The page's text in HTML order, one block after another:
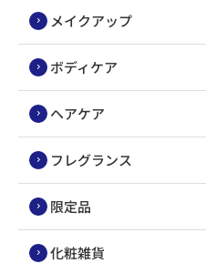
メイクアップ
ボディケア
ヘアケア
フレグランス
限定品
化粧雑貨